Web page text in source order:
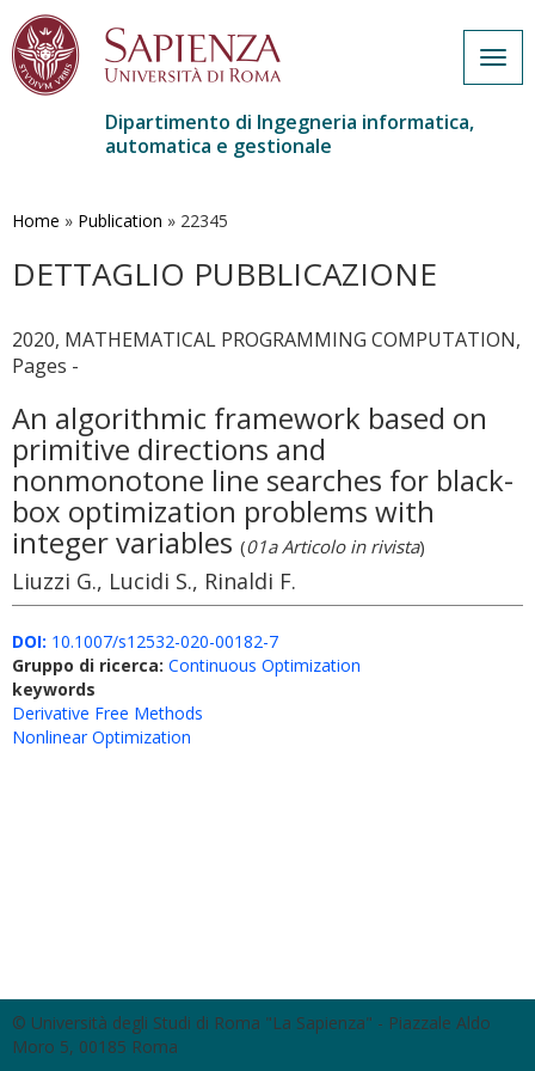
contenuto
Dipartimento di Ingegneria informatica,
automatica e gestionale
Home » Publication » 22345
DETTAGLIO PUBBLICAZIONE
2020, MATHEMATICAL PROGRAMMING COMPUTATION,
Pages -
An algorithmic framework based on
primitive directions and
nonmonotone line searches for black-
box optimization problems with
integer variables (01a Articolo in rivista)
Liuzzi G., Lucidi S., Rinaldi F.
DOI: 10.1007/s12532-020-00182-7
Gruppo di ricerca: Continuous Optimization
keywords
Derivative Free Methods
Nonlinear Optimization
© Università degli Studi di Roma "La Sapienza" - Piazzale Aldo
Moro 5, 00185 Roma